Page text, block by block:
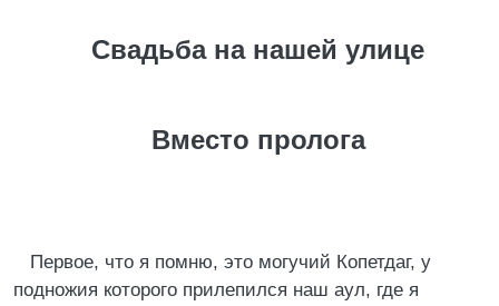
Свадьба на нашей улице
Вместо пролога
Первое, что я помню, это могучий Копетдаг, у
подножия которого прилепился наш аул, где я